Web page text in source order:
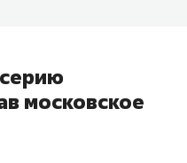
московское